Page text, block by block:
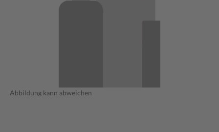
Abbildung kann abweichen